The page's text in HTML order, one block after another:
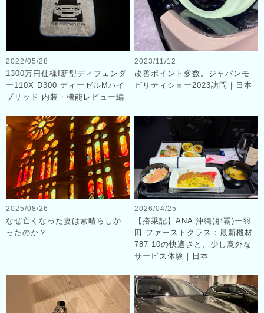
2022/05/28
1300万円仕様!新型ディフェンダ
ー110X D300 ディーゼルMハイ
ブリッド 内装・機能レビュー編
2023/11/12
改善ポイント多数。ジャパンモ
ビリティショー2023訪問｜日本
2025/08/26
なぜ亡くなった妻は素晴らしか
ったのか？
2026/04/25
【搭乗記】ANA 沖縄(那覇)ー羽
田 ファーストクラス：最新機材
787-10の快適さと、少し意外な
サービス体験｜日本